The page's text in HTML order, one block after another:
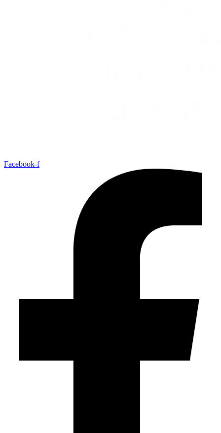
Facebook-f